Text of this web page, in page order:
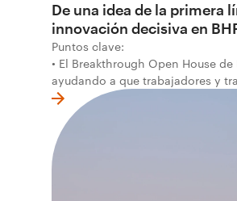
De una idea de la primera
innovación decisiva en
Puntos clave:
• El Breakthrough Open House de
ayudando a que trabajadores y
la primera línea conviertan ideas
soluciones probadas que pueden
trabajo más seguro, inteligente y
• El primer programa interno de
recibió cerca de 1.000